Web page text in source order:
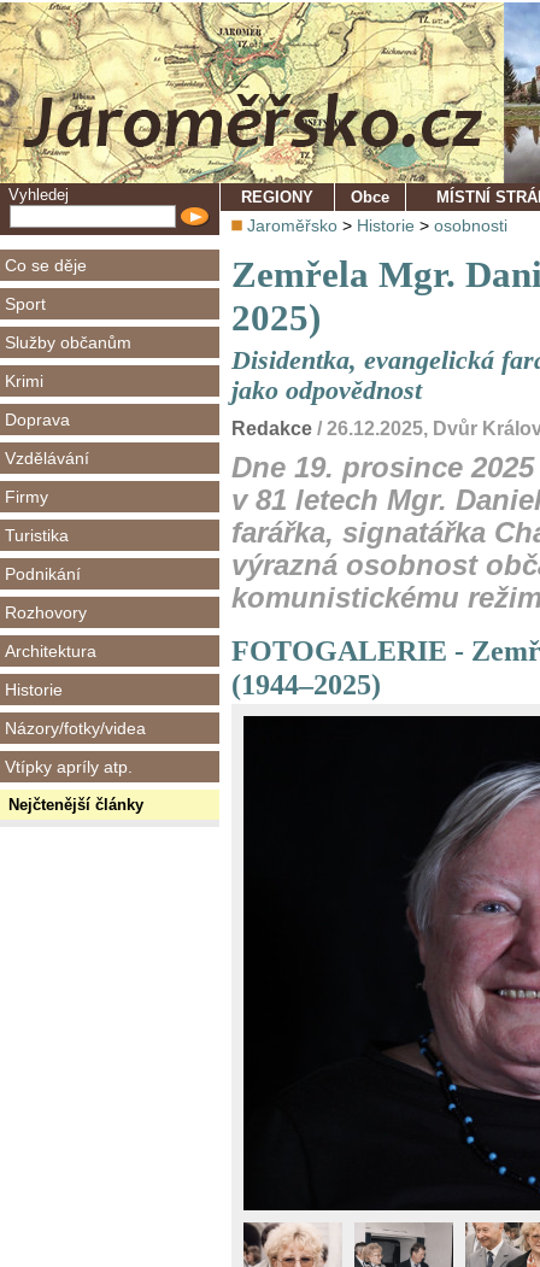
Vyhledej
Co se děje
Sport
Služby občanům
Krimi
Doprava
Vzdělávání
Firmy
Turistika
Podnikání
Rozhovory
Architektura
Historie
Názory/fotky/videa
Vtípky apríly atp.
Nejčtenější články
REGIONY Obce MÍSTNÍ
Jaroměřsko > Historie > osobnosti
Zemřela Mgr.
2025)
Disidentka, evangelická
jako odpovědnost
Redakce / 26.12.2025, Dvůr
Dne 19. prosince
v 81 letech Mgr.
farářka, signatářka
výrazná osobnost
komunistickému
FOTOGALERIE -
(1944–2025)